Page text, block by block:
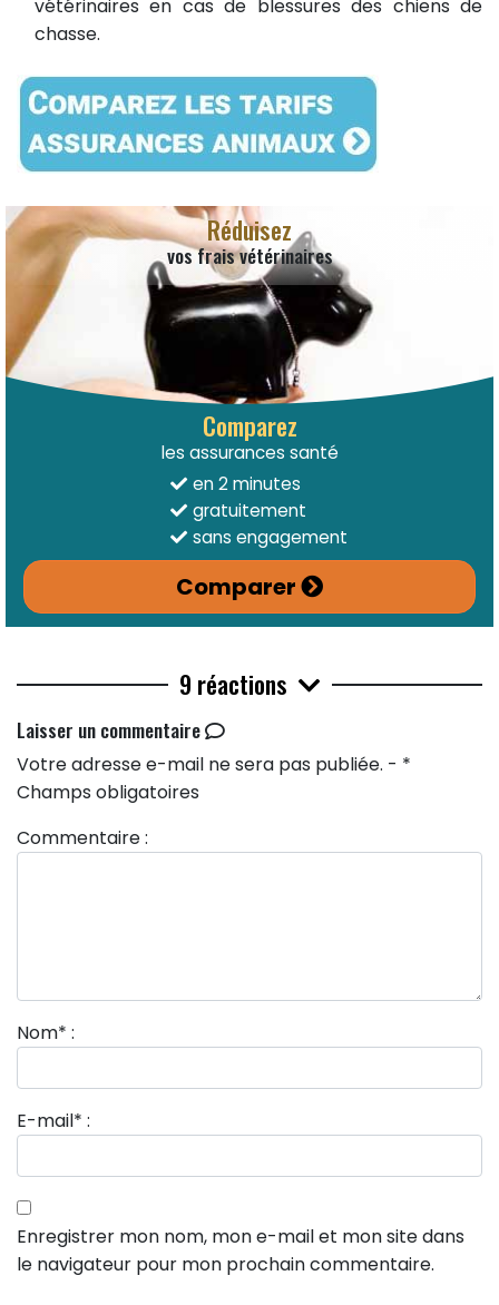
vétérinaires en cas de blessures des chiens de
chasse.
Réduisez
vos frais vétérinaires
Comparez
les assurances santé
en 2 minutes
gratuitement
sans engagement
Comparer
9 réactions
Laisser un commentaire
Votre adresse e-mail ne sera pas publiée. - *
Champs obligatoires
Commentaire :
Nom* :
E-mail* :
Enregistrer mon nom, mon e-mail et mon site dans
le navigateur pour mon prochain commentaire.